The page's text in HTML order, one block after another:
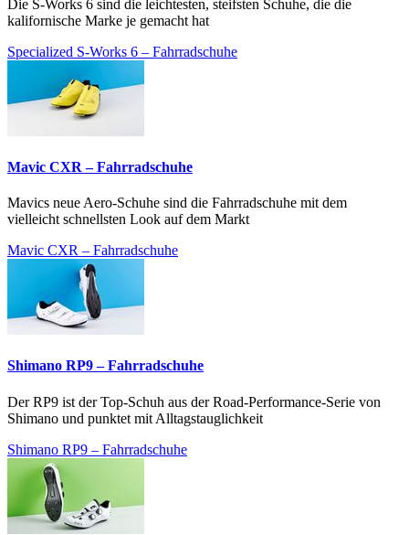
Die S-Works 6 sind die leichtesten, steifsten Schuhe, die die
kalifornische Marke je gemacht hat
Specialized S-Works 6 – Fahrradschuhe
Mavic CXR – Fahrradschuhe
Mavics neue Aero-Schuhe sind die Fahrradschuhe mit dem
vielleicht schnellsten Look auf dem Markt
Mavic CXR – Fahrradschuhe
Shimano RP9 – Fahrradschuhe
Der RP9 ist der Top-Schuh aus der Road-Performance-Serie von
Shimano und punktet mit Alltagstauglichkeit
Shimano RP9 – Fahrradschuhe